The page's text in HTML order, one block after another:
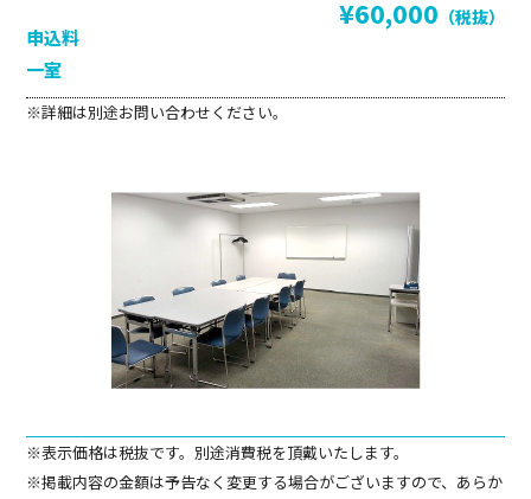
申込料
一室
¥60,000 （税抜）
※詳細は別途お問い合わせください。
※表示価格は税抜です。別途消費税を頂戴いたします。
※掲載内容の金額は予告なく変更する場合がございますので、あらか